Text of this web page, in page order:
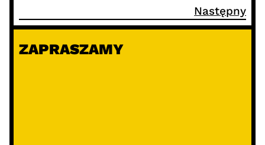
Następny
ZAPRASZAMY